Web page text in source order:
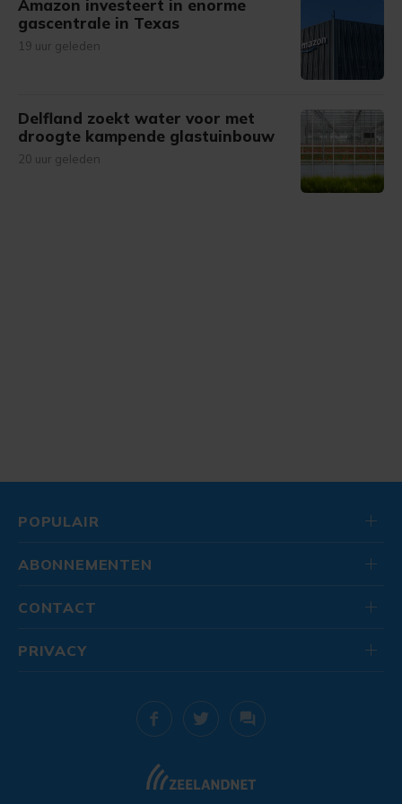
Amazon investeert in enorme
gascentrale in Texas
19 uur geleden
Delfland zoekt water voor met
droogte kampende glastuinbouw
20 uur geleden
POPULAIR
ABONNEMENTEN
CONTACT
PRIVACY